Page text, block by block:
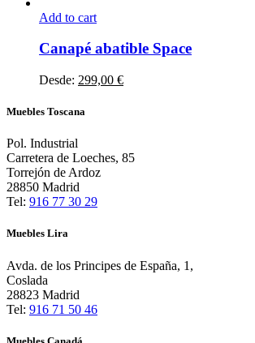
Add to cart
producto
múltiples
variantes.
opciones
pueden
elegir
en
la
página
producto
Canapé abatible Space
Desde: 299,00 €
Muebles Toscana
Pol. Industrial
Carretera de Loeches, 85
Torrejón de Ardoz
28850 Madrid
Tel: 916 77 30 29
Muebles Lira
Avda. de los Principes de España, 1,
Coslada
28823 Madrid
Tel: 916 71 50 46